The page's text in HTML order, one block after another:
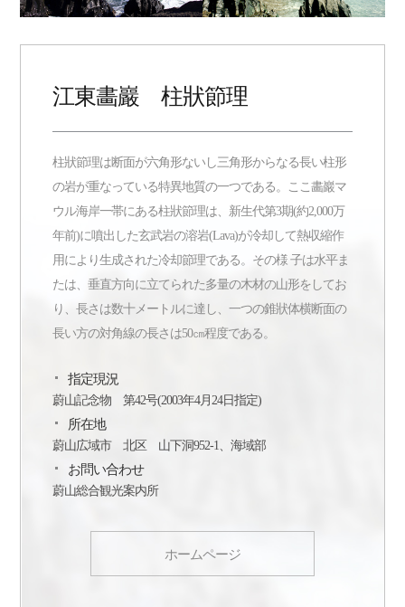
江東畵巖 柱狀節理
柱狀節理は断面が六角形ないし三角形からなる長い柱形
の岩が重なっている特異地質の一つである。ここ畵巖マ
ウル海岸一帯にある柱狀節理は、新生代第3期(約2,000万
年前)に噴出した玄武岩の溶岩(Lava)が冷却して熱収縮作
用により生成された冷却節理である。その様 子は水平ま
たは、垂直方向に立てられた多量の木材の山形をしてお
り、長さは数十メートルに達し、一つの錐狀体横断面の
長い方の対角線の長さは50㎝程度である。
指定現況
蔚山記念物 第42号(2003年4月24日指定)
所在地
蔚山広域市 北区 山下洞952-1、海域部
お問い合わせ
蔚山総合観光案内所
ホームページ